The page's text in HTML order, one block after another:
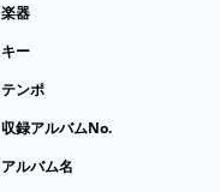
楽器
キー
テンポ
収録アルバムNo.
アルバム名